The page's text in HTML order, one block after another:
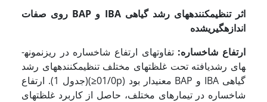
اثر تنظیم­کننده­های رشد گیاهیIBA و BAP روی صفات
اندازه­گیری­شده
ارتفاع شاخساره:تفاوت­های ارتفاع شاخساره در ریزنمونه­
های رشدیافته تحت غلظت­های مختلف تنظیم­کننده­های رشد
گیاهی IBA و BAP معنی­دار بود (01/0p
≤
)(جدول 1). ارتفاع
شاخساره در تیمارهای مختلف، حاصل از کاربرد غلظت­های